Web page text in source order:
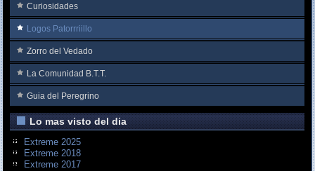
Curiosidades
Logos Patorrriillo
Zorro del Vedado
La Comunidad B.T.T.
Guia del Peregrino
Lo mas visto del dia
Extreme 2025
Extreme 2018
Extreme 2017